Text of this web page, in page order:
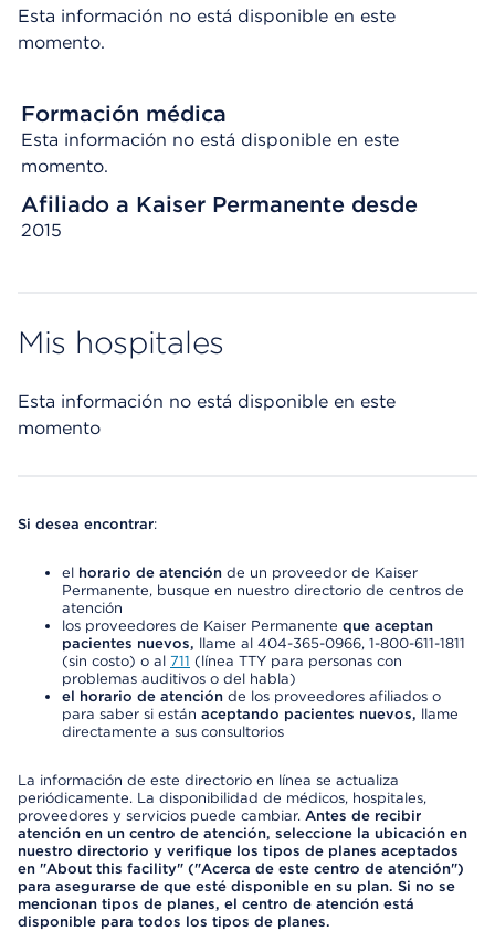
Esta información no está disponible en este
momento.
Formación médica
Esta información no está disponible en este
momento.
Afiliado a Kaiser Permanente desde
2015
Mis hospitales
Esta información no está disponible en este
momento
Si desea encontrar:
el horario de atención de un proveedor de Kaiser
Permanente, busque en nuestro directorio de centros de
atención
los proveedores de Kaiser Permanente que aceptan
pacientes nuevos, llame al 404-365-0966, 1-800-611-1811
(sin costo) o al 711 (línea TTY para personas con
problemas auditivos o del habla)
el horario de atención de los proveedores afiliados o
para saber si están aceptando pacientes nuevos, llame
directamente a sus consultorios
La información de este directorio en línea se actualiza
periódicamente. La disponibilidad de médicos, hospitales,
proveedores y servicios puede cambiar. Antes de recibir
atención en un centro de atención, seleccione la ubicación en
nuestro directorio y verifique los tipos de planes aceptados
en "About this facility" ("Acerca de este centro de atención")
para asegurarse de que esté disponible en su plan. Si no se
mencionan tipos de planes, el centro de atención está
disponible para todos los tipos de planes.